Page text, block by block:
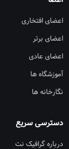
اعضای افتخاری
اعضای برتر
اعضای عادی
آموزشگاه ها
نگارخانه ها
دسترسی سریع
درباره گرافیک نت